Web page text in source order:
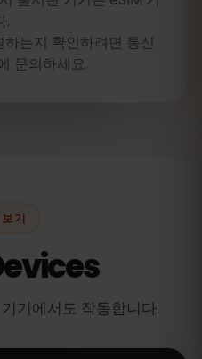
.
는지 확인하려면 통신
문의하세요.
기
기에서도 작동합니다.